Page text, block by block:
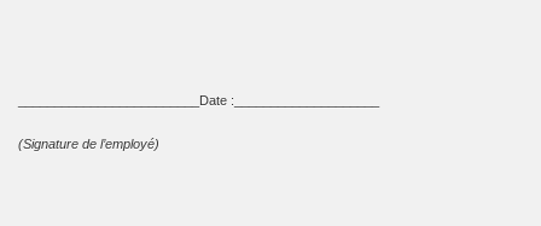
_________________________Date :____________________
(Signature de l’employé)